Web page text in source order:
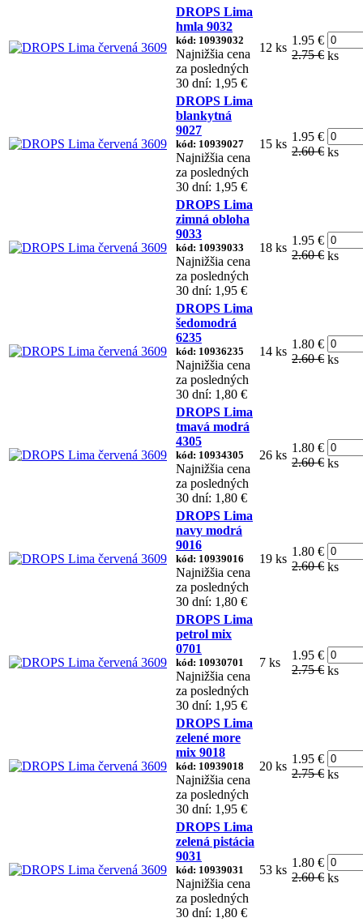
DROPS Lima
hmla 9032
kód: 10939032
Najnižšia cena
za posledných
30 dní: 1,95 €
12 ks
1.95 €
2.75 € ks
DROPS Lima
blankytná
9027
kód: 10939027
Najnižšia cena
za posledných
30 dní: 1,95 €
15 ks
1.95 €
2.60 € ks
DROPS Lima
zimná obloha
9033
kód: 10939033
Najnižšia cena
za posledných
30 dní: 1,95 €
18 ks
1.95 €
2.60 € ks
DROPS Lima
šedomodrá
6235
kód: 10936235
Najnižšia cena
za posledných
30 dní: 1,80 €
14 ks
1.80 €
2.60 € ks
DROPS Lima
tmavá modrá
4305
kód: 10934305
Najnižšia cena
za posledných
30 dní: 1,80 €
26 ks
1.80 €
2.60 € ks
DROPS Lima
navy modrá
9016
kód: 10939016
Najnižšia cena
za posledných
30 dní: 1,80 €
19 ks
1.80 €
2.60 € ks
DROPS Lima
petrol mix
0701
kód: 10930701
Najnižšia cena
za posledných
30 dní: 1,95 €
7 ks
1.95 €
2.75 € ks
DROPS Lima
zelené more
mix 9018
kód: 10939018
Najnižšia cena
za posledných
30 dní: 1,95 €
20 ks
1.95 €
2.75 € ks
DROPS Lima
zelená pistácia
9031
kód: 10939031
Najnižšia cena
za posledných
30 dní: 1,80 €
53 ks
1.80 €
2.60 € ks